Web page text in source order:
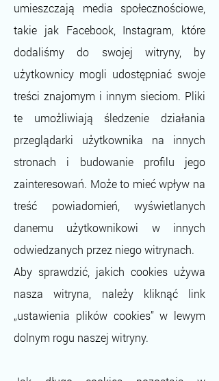
umieszczają media społecznościowe,
takie jak Facebook, Instagram, które
dodaliśmy do swojej witryny, by
użytkownicy mogli udostępniać swoje
treści znajomym i innym sieciom. Pliki
te umożliwiają śledzenie działania
przeglądarki użytkownika na innych
stronach i budowanie profilu jego
zainteresowań. Może to mieć wpływ na
treść powiadomień, wyświetlanych
danemu użytkownikowi w innych
odwiedzanych przez niego witrynach.
Aby sprawdzić, jakich cookies używa
nasza witryna, należy kliknąć link
„ustawienia plików cookies” w lewym
dolnym rogu naszej witryny.